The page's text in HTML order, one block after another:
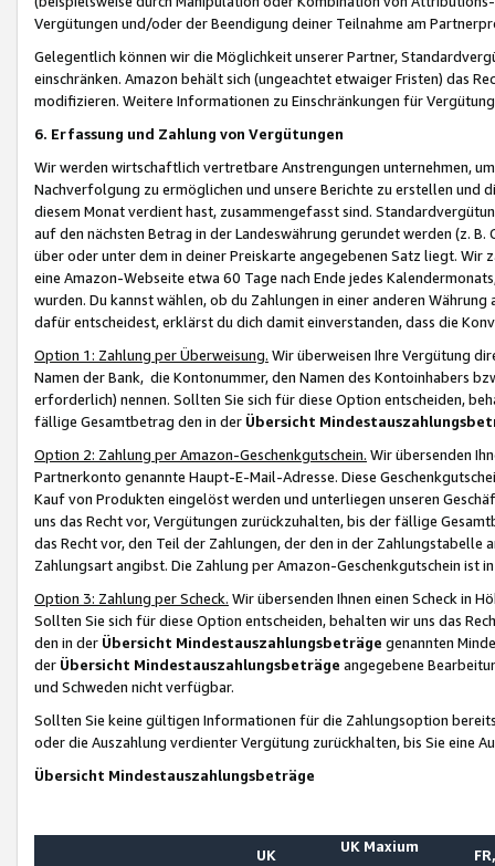
Vergütungen und/oder der Beendigung deiner Teilnahme am
Gelegentlich können wir die Möglichkeit unserer Partner,
einschränken. Amazon behält sich (ungeachtet etwaiger Fristen) das
modifizieren. Weitere Informationen zu Einschränkungen für
6. Erfassung und Zahlung von Vergütungen
Wir werden wirtschaftlich vertretbare Anstrengungen unternehmen,
Nachverfolgung zu ermöglichen und unsere Berichte zu erstellen und
diesem Monat verdient hast, zusammengefasst sind.
auf den nächsten Betrag in der Landeswährung gerundet werden (z.
über oder unter dem in deiner Preiskarte angegebenen Satz liegt.
eine Amazon-Webseite etwa 60 Tage nach Ende jedes
wurden. Du kannst wählen, ob du Zahlungen in einer anderen
dafür entscheidest, erklärst du dich damit einverstanden, dass die
Option 1: Zahlung per Überweisung. Wir überweisen Ihre Vergütung
Namen der Bank, die Kontonummer, den Namen des Kontoinhabers
erforderlich) nennen. Sollten Sie sich für diese Option entscheiden,
fällige Gesamtbetrag den in der Übersicht
Option 2: Zahlung per Amazon-Geschenkgutschein. Wir übersenden
Partnerkonto genannte Haupt-E-Mail-Adresse. Diese
Kauf von Produkten eingelöst werden und unterliegen unseren
uns das Recht vor, Vergütungen zurückzuhalten, bis der fällige
das Recht vor, den Teil der Zahlungen, der den in der
Zahlungsart angibst. Die Zahlung per Amazon-Geschenkgutschein ist
Option 3: Zahlung per Scheck. Wir übersenden Ihnen einen Scheck in
Sollten Sie sich für diese Option entscheiden, behalten wir uns das
den in der Übersicht Mindestauszahlungsbeträge genannten
der Übersicht Mindestauszahlungsbeträge angegebene
und Schweden nicht verfügbar.
Sollten Sie keine gültigen Informationen für die Zahlungsoption
oder die Auszahlung verdienter Vergütung zurückhalten, bis Sie
Übersicht Mindestauszahlungsbeträge
UK
UK Maxium